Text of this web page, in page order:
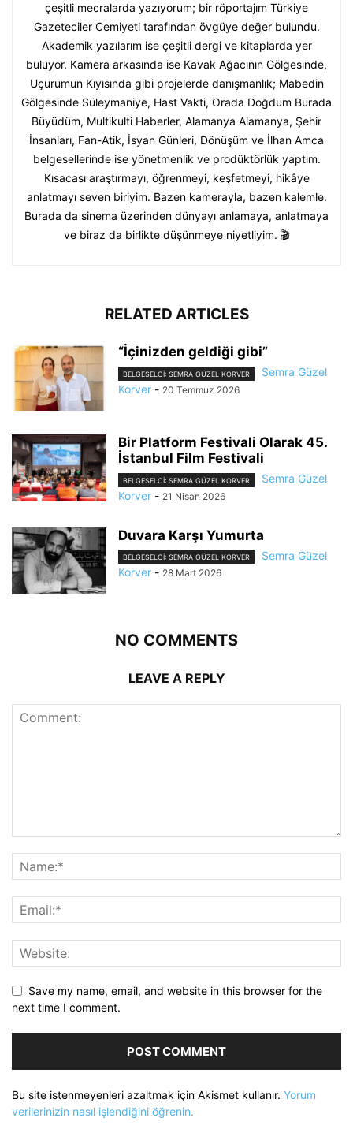
çeşitli mecralarda yazıyorum; bir röportajım Türkiye
Gazeteciler Cemiyeti tarafından övgüye değer bulundu.
Akademik yazılarım ise çeşitli dergi ve kitaplarda yer
buluyor. Kamera arkasında ise Kavak Ağacının Gölgesinde,
Uçurumun Kıyısında gibi projelerde danışmanlık; Mabedin
Gölgesinde Süleymaniye, Hast Vakti, Orada Doğdum Burada
Büyüdüm, Multikulti Haberler, Alamanya Alamanya, Şehir
İnsanları, Fan-Atik, İsyan Günleri, Dönüşüm ve İlhan Amca
belgesellerinde ise yönetmenlik ve prodüktörlük yaptım.
Kısacası araştırmayı, öğrenmeyi, keşfetmeyi, hikâye
anlatmayı seven biriyim. Bazen kamerayla, bazen kalemle.
Burada da sinema üzerinden dünyayı anlamaya, anlatmaya
ve biraz da birlikte düşünmeye niyetliyim. 🎬
RELATED ARTICLES
“İçinizden geldiği gibi”
BELGESELCI: SEMRA GÜZEL KORVER
Semra Güzel
Korver - 20 Temmuz 2026
Bir Platform Festivali Olarak 45.
İstanbul Film Festivali
BELGESELCI: SEMRA GÜZEL KORVER
Semra Güzel
Korver - 21 Nisan 2026
Duvara Karşı Yumurta
BELGESELCI: SEMRA GÜZEL KORVER
Semra Güzel
Korver - 28 Mart 2026
NO COMMENTS
LEAVE A REPLY
Save my name, email, and website in this browser for the
next time I comment.
Bu site istenmeyenleri azaltmak için Akismet kullanır. Yorum
verilerinizin nasıl işlendiğini öğrenin.